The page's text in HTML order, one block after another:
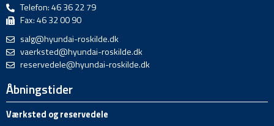
Telefon: 46 36 22 79
Fax: 46 32 00 90
salg@hyundai-roskilde.dk
vaerksted@hyundai-roskilde.dk
reservedele@hyundai-roskilde.dk
Åbningstider
Værksted og reservedele